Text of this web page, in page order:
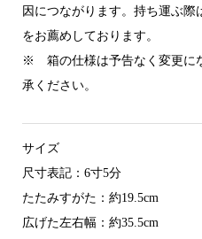
因につながります。持ち運ぶ際
をお薦めしております。
※ 箱の仕様は予告なく変更に
承ください。
サイズ
尺寸表記：6寸5分
たたみすがた：約19.5cm
広げた左右幅：約35.5cm